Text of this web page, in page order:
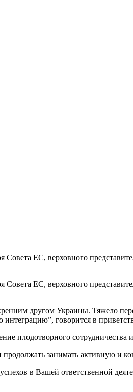
ЕС, верховного
ЕС, верховного
другом Украины. Тяжело
интеграцию”, говорится в
плодотворного сотрудничества
занимать активную и
в Вашей ответственной